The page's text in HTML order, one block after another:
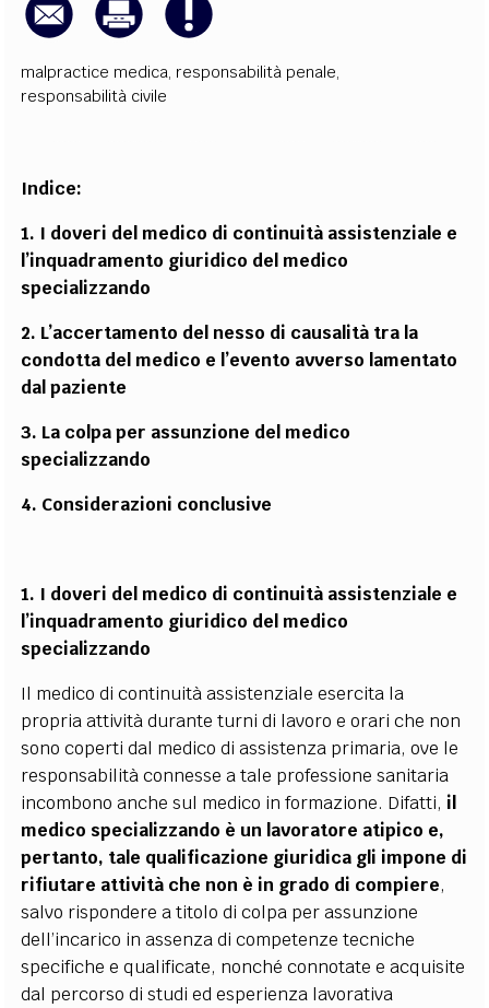
malpractice medica, responsabilità penale,
responsabilità civile
Indice:
1. I doveri del medico di continuità assistenziale e
l’inquadramento giuridico del medico
specializzando
2. L’accertamento del nesso di causalità tra la
condotta del medico e l’evento avverso lamentato
dal paziente
3. La colpa per assunzione del medico
specializzando
4. Considerazioni conclusive
1. I doveri del medico di continuità assistenziale e
l’inquadramento giuridico del medico
specializzando
Il medico di continuità assistenziale esercita la
propria attività durante turni di lavoro e orari che non
sono coperti dal medico di assistenza primaria, ove le
responsabilità connesse a tale professione sanitaria
incombono anche sul medico in formazione. Difatti, il
medico specializzando è un lavoratore atipico e,
pertanto, tale qualificazione giuridica gli impone di
rifiutare attività che non è in grado di compiere,
salvo rispondere a titolo di colpa per assunzione
dell’incarico in assenza di competenze tecniche
specifiche e qualificate, nonché connotate e acquisite
dal percorso di studi ed esperienza lavorativa